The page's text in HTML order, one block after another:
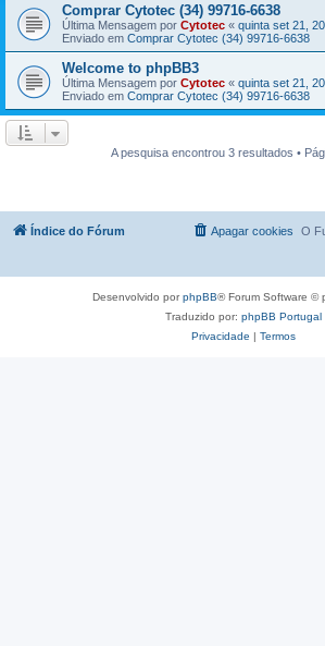
Comprar Cytotec (34) 99716-6638
Última Mensagem por Cytotec « quinta set 21,
Enviado em Comprar Cytotec (34) 99716-6638
Welcome to phpBB3
Última Mensagem por Cytotec « quinta set 21,
Enviado em Comprar Cytotec (34) 99716-6638
A pesquisa encontrou 3 resultados •
Índice do Fórum O
Apagar cookies
Desenvolvido porphpBB® Forum Software ©
Traduzido por: phpBB Portugal
Privacidade | Termos